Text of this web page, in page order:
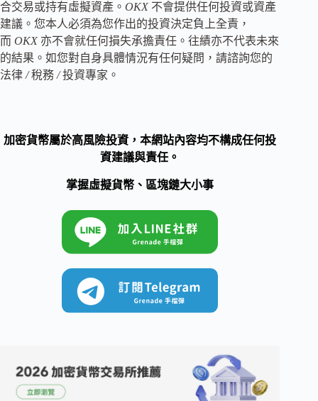
合交易或持有虛擬資產。 OKX 不會提供任何投資或資產
建議。您本人必須為您作出的投資決定負上全責，
而 OKX 亦不會就任何損失承擔責任。往績亦不代表未來
的結果。如您對自身具體情況有任何疑問，請諮詢您的
法律 /稅務 /投資專家。
加密貨幣屬於高風險投資，本網站內容均不構成任何投
資建議與責任。
掌握虛擬貨幣、區塊鏈大小事